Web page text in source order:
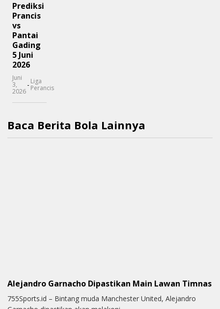
Prediksi
Prancis
vs
Pantai
Gading
5 Juni
2026
Juni
3,
2026
- Liga
Perancis
Baca Berita Bola Lainnya
Alejandro Garnacho Dipastikan Main Lawan Timnas
755Sports.id – Bintang muda Manchester United, Alejandro